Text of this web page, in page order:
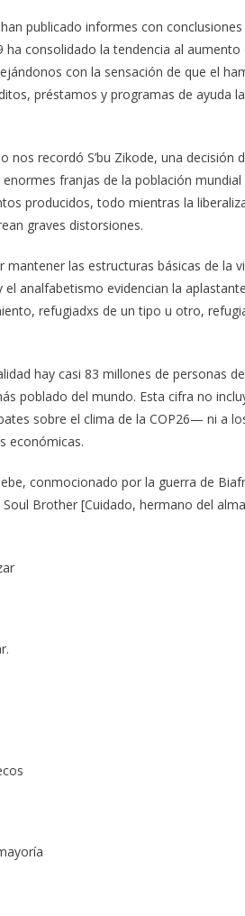
publicado informes con
consolidado la tendencia al
con la sensación de que el
préstamos y programas de ayuda
nos recordó S’bu Zikode, una decisión
franjas de la población
producidos, todo mientras la
graves distorsiones.
las estructuras básicas de la
el analfabetismo evidencian la
refugiadxs de un tipo u otro,
hay casi 83 millones de personas
poblado del mundo. Esta cifra no
sobre el clima de la COP26— ni a
económicas.
conmocionado por la guerra de
Brother [Cuidado, hermano del